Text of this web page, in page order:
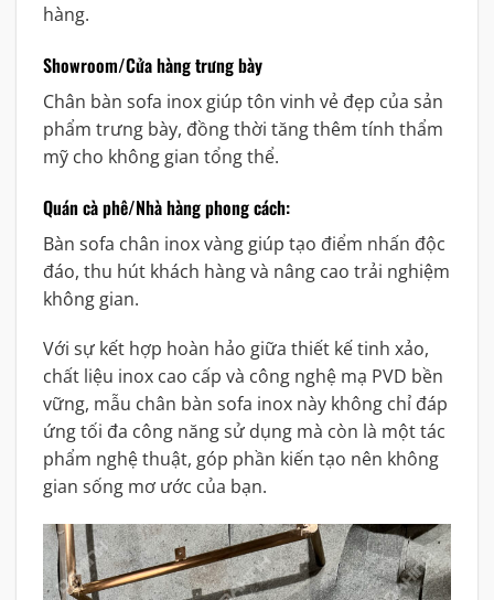
hàng.
Showroom/Cửa hàng trưng bày
Chân bàn sofa inox giúp tôn vinh vẻ đẹp của sản
phẩm trưng bày, đồng thời tăng thêm tính thẩm
mỹ cho không gian tổng thể.
Quán cà phê/Nhà hàng phong cách:
Bàn sofa chân inox vàng giúp tạo điểm nhấn độc
đáo, thu hút khách hàng và nâng cao trải nghiệm
không gian.
Với sự kết hợp hoàn hảo giữa thiết kế tinh xảo,
chất liệu inox cao cấp và công nghệ mạ PVD bền
vững, mẫu chân bàn sofa inox này không chỉ đáp
ứng tối đa công năng sử dụng mà còn là một tác
phẩm nghệ thuật, góp phần kiến tạo nên không
gian sống mơ ước của bạn.